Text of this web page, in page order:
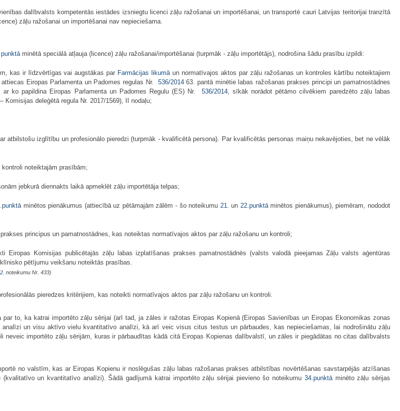
dalībvalsts kompetentās iestādes izsniegtu licenci zāļu ražošanai un importēšanai, un transportē cauri Latvijas teritorijai tranzītā
zāļu ražošanai un importēšanai nav nepieciešama.
minētā speciālā atļauja (licence) zāļu ra­žo­šanai/importēšanai (turpmāk - zāļu importētājs), nodrošina šādu prasību izpildi:
kas ir līdzvērtīgas vai augstākas par Farmācijas likumā un normatīvajos aktos par zāļu ražošanas un kontroles kārtību noteiktajiem
Eiropas Parlamenta un Padomes regulas Nr. 536/201463. pantā minētie labas ražošanas prakses principi un pamatnostādnes
ko papildina Eiropas Parlamenta un Padomes Regulu (ES) Nr. 536/2014, sīkāk norādot pētāmo cilvēkiem paredzēto zāļu labas
deleģētā regula Nr. 2017/1569), II nodaļu;
izglītību un profesionālo pieredzi (turpmāk - kvalificētā persona). Par kvalificētās personas maiņu nekavējoties, bet ne vēlāk
noteiktajām prasībām;
jebkurā diennakts laikā apmeklēt zāļu importētāja telpas;
minētos pienākumus (attiecībā uz pētāmajām zālēm - šo noteikumu 21.un 22.punktāminētos pienākumus), piemēram, nododot
principus un pamatnostādnes, kas noteiktas normatīvajos aktos par zāļu ražošanu un kontroli;
Komisijas publicētajās zāļu labas izplatīšanas prakses pamatnostādnēs (valsts valodā pieejamas Zāļu valsts aģentūras
pētījumu veikšanu noteiktās prasības.
noteikumu Nr. 433)
pieredzes kritērijiem, kas noteikti normatīvajos aktos par zāļu ražošanu un kontroli.
to, ka katrai importēto zāļu sērijai (arī tad, ja zāles ir ražotas Eiropas Kopienā (Eiropas Savienības un Eiropas Ekonomikas zonas
un visu aktīvo vielu kvantitatīvo analīzi, kā arī veic visus citus testus un pārbaudes, kas nepieciešamas, lai nodrošinātu zāļu
importēto zāļu sērijām, kuras ir pārbaudītas kādā citā Eiropas Kopienas dalībvalstī, un zāles ir piegādātas no citas dalībvalsts
no valstīm, kas ar Eiropas Kopienu ir noslēgušas zāļu labas ražošanas prakses atbilstības novērtēšanas savstarpējās atzīšanas
un kvantitatīvo analīzi). Šādā gadījumā katrai importēto zāļu sērijai pievieno šo noteikumu 34.punktāminēto zāļu sērijas